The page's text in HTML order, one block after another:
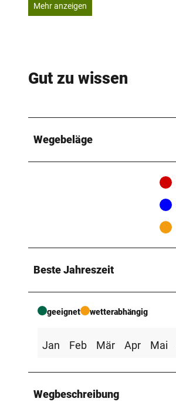
Mehr anzeigen
Gut zu wissen
Wegebeläge
Beste Jahreszeit
geeignet wetterabhängig
Jan Feb Mär Apr Mai
Wegbeschreibung